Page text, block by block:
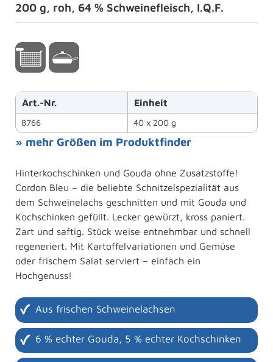
200 g, roh, 64 % Schweinefleisch, I.Q.F.
Art.-Nr. Einheit
8766 40 x 200 g
» mehr Größen im Produktfinder
Hinterkochschinken und Gouda ohne Zusatzstoffe!
Cordon Bleu – die beliebte Schnitzelspezialität aus
dem Schweinelachs geschnitten und mit Gouda und
Kochschinken gefüllt. Lecker gewürzt, kross paniert.
Zart und saftig. Stück weise entnehmbar und schnell
regeneriert. Mit Kartoffelvariationen und Gemüse
oder frischem Salat serviert – einfach ein
Hochgenuss!
Aus frischen Schweinelachsen
6 % echter Gouda, 5 % echter Kochschinken